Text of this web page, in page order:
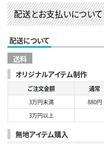
配送とお支払いについて
配送について
送料
オリジナルアイテム制作
ご注文金額 通常
3万円未満
880円
3万円以上
無地アイテム購入